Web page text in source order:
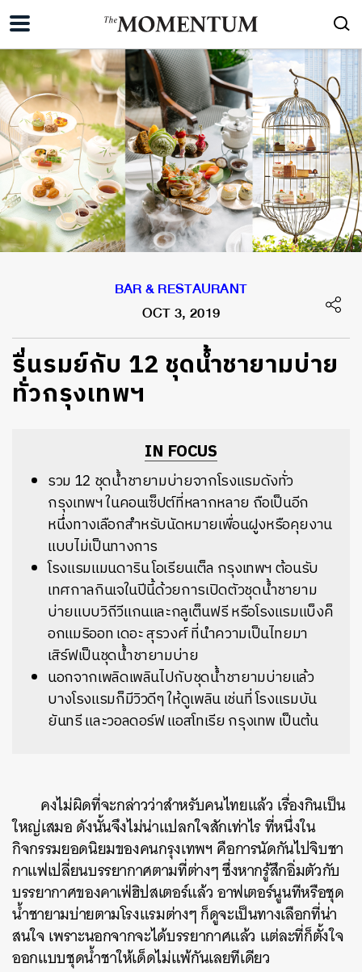
BAR & RESTAURANT
OCT 3, 2019
รื่นรมย์กับ 12 ชุดน้ำชายามบ่าย
ทั่วกรุงเทพฯ
IN FOCUS
รวม 12 ชุดน้ำชายามบ่ายจากโรงแรมดังทั่ว
กรุงเทพฯ ในคอนเซ็ปต์ที่หลากหลาย ถือเป็นอีก
หนึ่งทางเลือกสำหรับนัดหมายเพื่อนฝูงหรือคุยงาน
แบบไม่เป็นทางการ
โรงแรมแมนดาริน โอเรียนเต็ล กรุงเทพฯ ต้อนรับ
เทศกาลกินเจในปีนี้ด้วยการเปิดตัวชุดน้ำชายาม
บ่ายแบบวิถีวีแกนและกลูเต็นฟรี หรือโรงแรมแบ็งค็
อกแมริออท เดอะ สุรวงศ์ ที่นำความเป็นไทยมา
เสิร์ฟเป็นชุดน้ำชายามบ่าย
นอกจากเพลิดเพลินไปกับชุดน้ำชายามบ่ายแล้ว
บางโรงแรมก็มีวิวดีๆ ให้ดูเพลิน เช่นที่ โรงแรมบัน
ยันทรี และวอลดอร์ฟ แอสโทเรีย กรุงเทพ เป็นต้น
คงไม่ผิดที่จะกล่าวว่าสำหรับคนไทยแล้ว เรื่องกินเป็น
ใหญ่เสมอ ดังนั้นจึงไม่น่าแปลกใจสักเท่าไร ที่หนึ่งใน
กิจกรรมยอดนิยมของคนกรุงเทพฯ คือการนัดกันไปจิบชา
กาแฟเปลี่ยนบรรยากาศตามที่ต่างๆ ซึ่งหากรู้สึกอิ่มตัวกับ
บรรยากาศของคาเฟ่ฮิปสเตอร์แล้ว อาฟเตอร์นูนทีหรือชุด
น้ำชายามบ่ายตามโรงแรมต่างๆ ก็ดูจะเป็นทางเลือกที่น่า
สนใจ เพราะนอกจากจะได้บรรยากาศแล้ว แต่ละที่ก็ตั้งใจ
ออกแบบชุดน้ำชาให้เด็ดไม่แพ้กันเลยทีเดียว